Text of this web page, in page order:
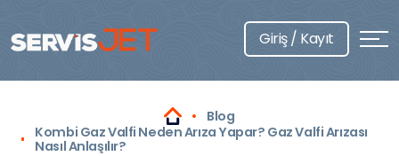
Giriş / Kayıt
Blog
Kombi Gaz Valfi Neden Arıza Yapar? Gaz Valfi Arızası
Nasıl Anlaşılır?